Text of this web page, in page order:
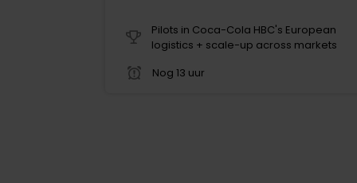
De
de
Pilots in Coca-Cola HBC's European
logistics + scale-up across markets
Nog 13 uur